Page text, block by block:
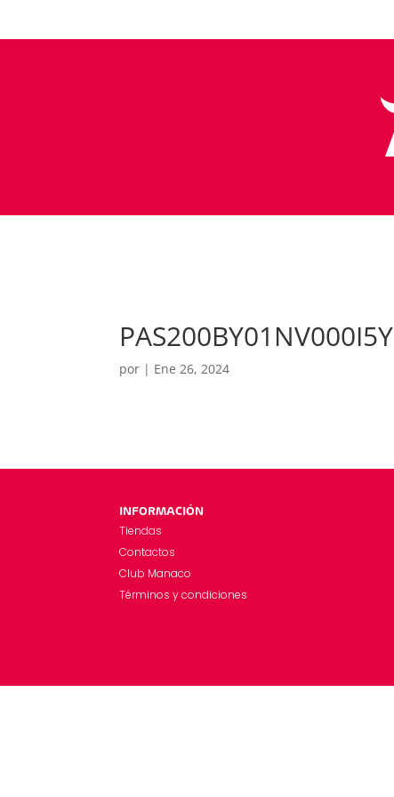
PAS200BY01NV000I5Y
por | Ene 26, 2024
INFORMACIÓN
Tiendas
Contactos
Club Manaco
Términos y condiciones